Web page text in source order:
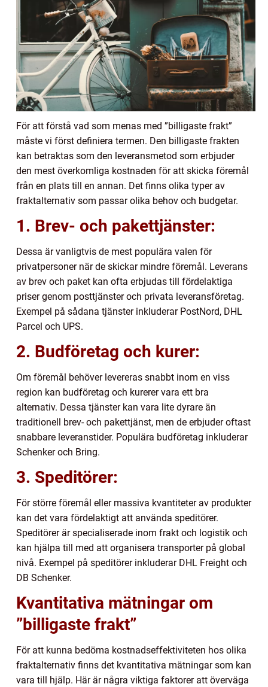
För att förstå vad som menas med ”billigaste frakt”
måste vi först definiera termen. Den billigaste frakten
kan betraktas som den leveransmetod som erbjuder
den mest överkomliga kostnaden för att skicka föremål
från en plats till en annan. Det finns olika typer av
fraktalternativ som passar olika behov och budgetar.
1. Brev- och pakettjänster:
Dessa är vanligtvis de mest populära valen för
privatpersoner när de skickar mindre föremål. Leverans
av brev och paket kan ofta erbjudas till fördelaktiga
priser genom posttjänster och privata leveransföretag.
Exempel på sådana tjänster inkluderar PostNord, DHL
Parcel och UPS.
2. Budföretag och kurer:
Om föremål behöver levereras snabbt inom en viss
region kan budföretag och kurerer vara ett bra
alternativ. Dessa tjänster kan vara lite dyrare än
traditionell brev- och pakettjänst, men de erbjuder oftast
snabbare leveranstider. Populära budföretag inkluderar
Schenker och Bring.
3. Speditörer:
För större föremål eller massiva kvantiteter av produkter
kan det vara fördelaktigt att använda speditörer.
Speditörer är specialiserade inom frakt och logistik och
kan hjälpa till med att organisera transporter på global
nivå. Exempel på speditörer inkluderar DHL Freight och
DB Schenker.
Kvantitativa mätningar om
”billigaste frakt”
För att kunna bedöma kostnadseffektiviteten hos olika
fraktalternativ finns det kvantitativa mätningar som kan
vara till hjälp. Här är några viktiga faktorer att överväga